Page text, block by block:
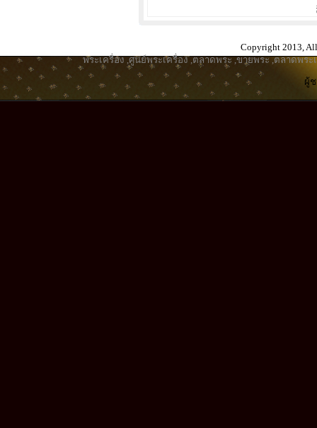
Copyright 2013,
พระเครื่อง ,ศูนย์พระเครื่อง,ตลาดพระ ,ขายพระ ,ตลาดพระ
ผู้